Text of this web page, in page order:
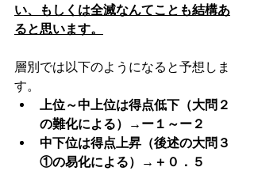
い、もしくは全滅なんてことも結構あ
ると思います。
層別では以下のようになると予想しま
す。
上位～中上位は得点低下（大問２
の難化による）→ー１～ー２
中下位は得点上昇（後述の大問３
①の易化による）→＋０．５